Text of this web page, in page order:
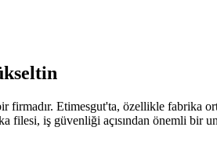
Etimesgut'ta, özellikle fabrika
iş güvenliği açısından önemli bir